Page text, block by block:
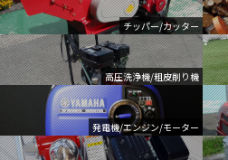
チッパー/カッター
高圧洗浄機/粗皮削り機
発電機/エンジン/モーター